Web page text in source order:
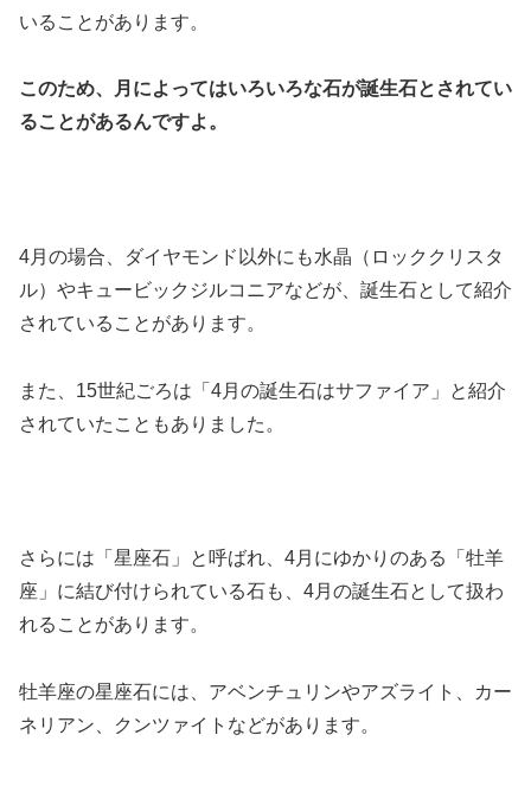
いることがあります。
このため、月によってはいろいろな石が誕生石とされてい
ることがあるんですよ。
4月の場合、ダイヤモンド以外にも水晶（ロッククリスタ
ル）やキュービックジルコニアなどが、誕生石として紹介
されていることがあります。
また、15世紀ごろは「4月の誕生石はサファイア」と紹介
されていたこともありました。
さらには「星座石」と呼ばれ、4月にゆかりのある「牡羊
座」に結び付けられている石も、4月の誕生石として扱わ
れることがあります。
牡羊座の星座石には、アベンチュリンやアズライト、カー
ネリアン、クンツァイトなどがあります。